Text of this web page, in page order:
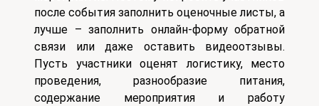
после события заполнить оценочные листы, а
лучше – заполнить онлайн-форму обратной
связи или даже оставить видеоотзывы.
Пусть участники оценят логистику, место
проведения, разнообразие питания,
содержание мероприятия и работу